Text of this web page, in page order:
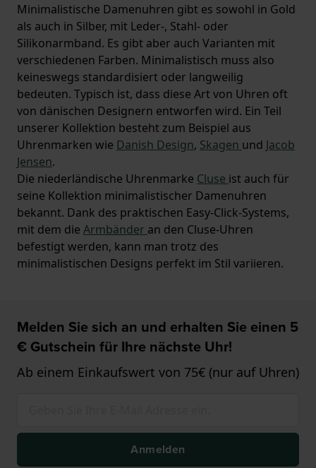
Minimalistische Damenuhren gibt es sowohl in Gold
als auch in Silber, mit Leder-, Stahl- oder
Silikonarmband. Es gibt aber auch Varianten mit
verschiedenen Farben. Minimalistisch muss also
keineswegs standardisiert oder langweilig
bedeuten. Typisch ist, dass diese Art von Uhren oft
von dänischen Designern entworfen wird. Ein Teil
unserer Kollektion besteht zum Beispiel aus
Uhrenmarken wie Danish Design, Skagen und Jacob
Jensen.
Die niederländische Uhrenmarke Cluse ist auch für
seine Kollektion minimalistischer Damenuhren
bekannt. Dank des praktischen Easy-Click-Systems,
mit dem die Armbänder an den Cluse-Uhren
befestigt werden, kann man trotz des
minimalistischen Designs perfekt im Stil variieren.
Melden Sie sich an und erhalten Sie einen 5
€ Gutschein für Ihre nächste Uhr!
Ab einem Einkaufswert von 75€ (nur auf Uhren)
Anmelden